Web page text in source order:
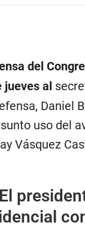
del
al
Daniel
uso del
Vásquez